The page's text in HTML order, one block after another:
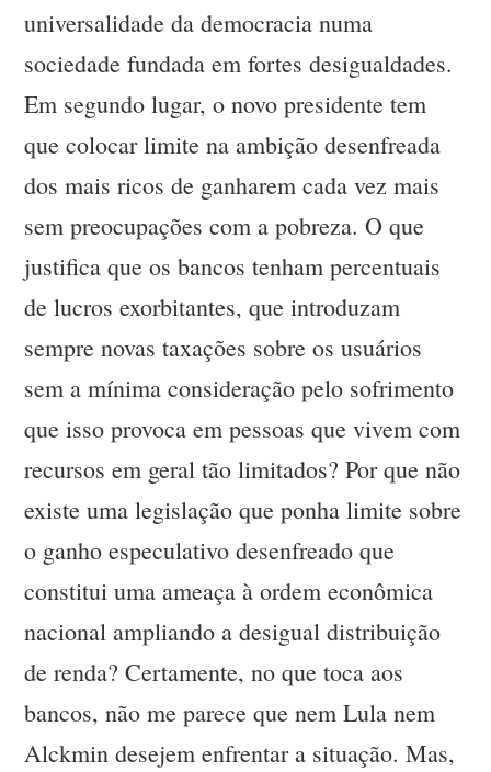
universalidade da democracia numa
sociedade fundada em fortes desigualdades.
Em segundo lugar, o novo presidente tem
que colocar limite na ambição desenfreada
dos mais ricos de ganharem cada vez mais
sem preocupações com a pobreza. O que
justifica que os bancos tenham percentuais
de lucros exorbitantes, que introduzam
sempre novas taxações sobre os usuários
sem a mínima consideração pelo sofrimento
que isso provoca em pessoas que vivem com
recursos em geral tão limitados? Por que não
existe uma legislação que ponha limite sobre
o ganho especulativo desenfreado que
constitui uma ameaça à ordem econômica
nacional ampliando a desigual distribuição
de renda? Certamente, no que toca aos
bancos, não me parece que nem Lula nem
Alckmin desejem enfrentar a situação. Mas,